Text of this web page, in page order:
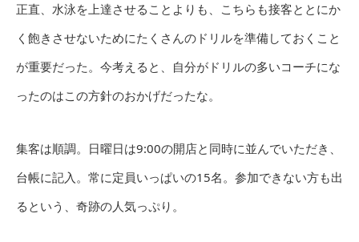
正直、水泳を上達させることよりも、こちらも接客ととにか
く飽きさせないためにたくさんのドリルを準備しておくこと
が重要だった。今考えると、自分がドリルの多いコーチにな
ったのはこの方針のおかげだったな。
集客は順調。日曜日は9:00の開店と同時に並んでいただき、
台帳に記入。常に定員いっぱいの15名。参加できない方も出
るという、奇跡の人気っぷり。